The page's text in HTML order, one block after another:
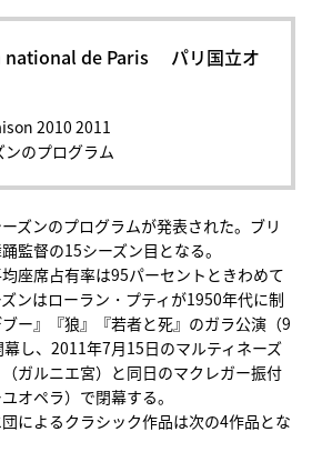
national de Paris パリ国立オ
2010 2011
のプログラム
ズンのプログラムが発表された。ブリ
監督の15シーズン目となる。
座席占有率は95パーセントときわめて
ンはローラン・プティが1950年代に制
ー』『狼』『若者と死』のガラ公演（9
し、2011年7月15日のマルティネーズ
ガルニエ宮）と同日のマクレガー振付
オペラ）で閉幕する。
によるクラシック作品は次の4作品とな